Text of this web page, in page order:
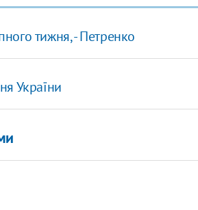
тижня, - Петренко
України